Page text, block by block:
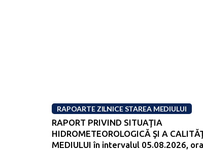
RAPOARTE ZILNICE STAREA MEDIULUI
RAPORT PRIVIND SITUAŢIA
HIDROMETEOROLOGICĂ ŞI A
MEDIULUI în intervalul 05.08.2026,